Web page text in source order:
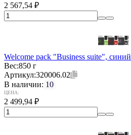
2 567,54 ₽
Welcome pack "Business suite", синий
Вес:850 г
Артикул:320006.02
В наличии: 10
ЦЕНА:
2 499,94 ₽